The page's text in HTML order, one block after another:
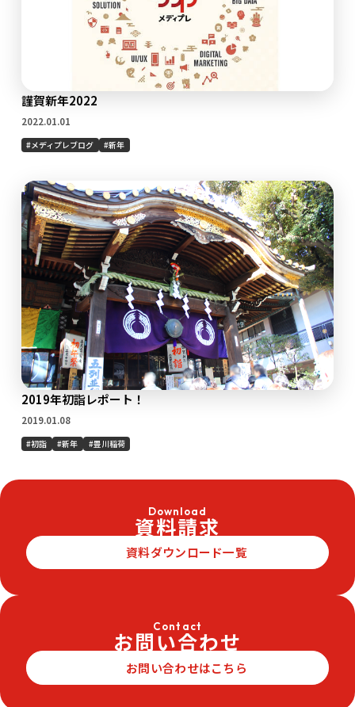
謹賀新年2022
2022.01.01
メディプレブログ 新年
2019年初詣レポート！
2019.01.08
初詣 新年 豊川稲荷
Download
資料請求
資料ダウンロード一覧
Contact
お問い合わせ
お問い合わせはこちら